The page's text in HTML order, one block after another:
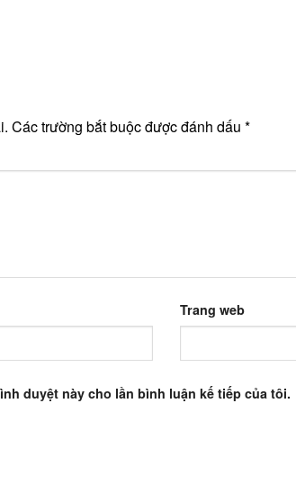
Các trường bắt buộc được đánh dấu *
Trang web
duyệt này cho lần bình luận kế tiếp của tôi.